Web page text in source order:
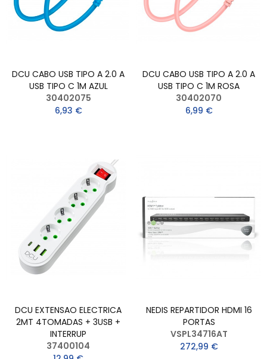
DCU CABO USB TIPO A 2.0 A
USB TIPO C 1M AZUL
30402075
6,93 €
DCU CABO USB TIPO A 2.0 A
USB TIPO C 1M ROSA
30402070
6,99 €
DCU EXTENSAO ELECTRICA
2MT 4TOMADAS + 3USB +
INTERRUP
37400104
NEDIS REPARTIDOR HDMI 16
PORTAS
VSPL34716AT
272,99 €